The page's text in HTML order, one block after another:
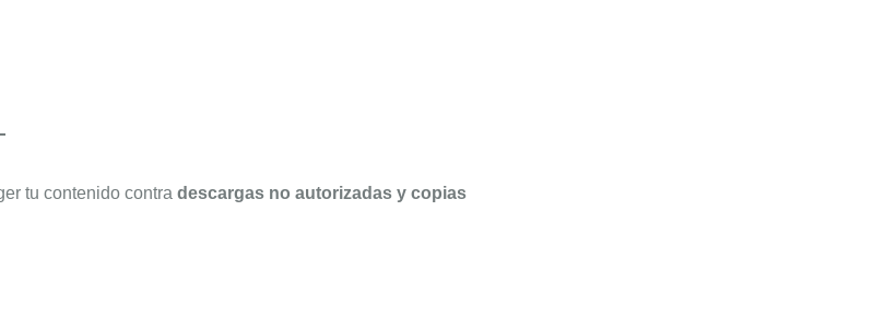
tu contenido contra descargas no autorizadas y copias